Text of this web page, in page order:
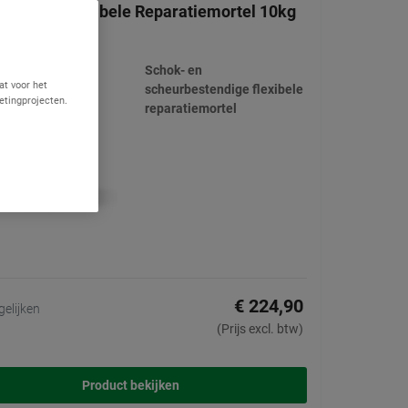
Flex - Flexibele Reparatiemortel 10kg
Schok- en
scheurbestendige flexibele
reparatiemortel
€ 224,90
(Prijs excl. btw)
Product bekijken
voor het